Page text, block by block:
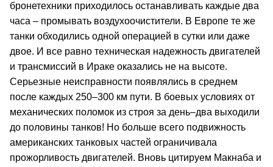
бронетехники приходилось останавливать каждые два
часа – промывать воздухоочистители. В Европе те же
танки обходились одной операцией в сутки или даже
двое. И все равно техническая надежность двигателей
и трансмиссий в Ираке оказались не на высоте.
Серьезные неисправности появлялись в среднем
после каждых 250–300 км пути. В боевых условиях от
механических поломок из строя за день–два выходили
до половины танков! Но больше всего подвижность
американских танковых частей ограничивала
прожорливость двигателей. Вновь цитируем Макнаба и